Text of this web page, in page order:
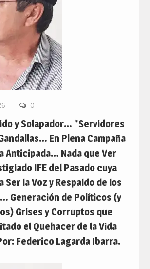
0
y Solapador… “Servidores
En Plena Campaña
Anticipada… Nada que Ver
IFE del Pasado cuya
Ser la Voz y Respaldo de los
Generación de Políticos (y
Grises y Corruptos que
el Quehacer de la Vida
Federico Lagarda Ibarra.